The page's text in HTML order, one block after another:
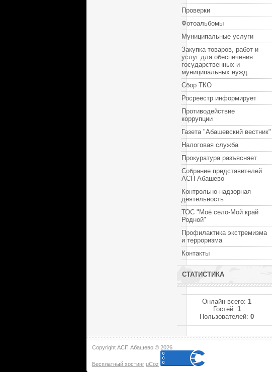
Проверки
Фотоальбомы
Муниципальные услуги
Закупка товаров, работ и
услуг для обеспечения
государственных и
муниципальных нужд
Сбор ТКО
Росреестр информирует
Противодействие
коррупции
Газета "Абашевский вестник"
Налоговая служба
Прокуратура разъясняет
Собрание представителей
АСП Абашево
Контрольно-надзорная
деятельность
ТОС "Моё село-Мой край
Родной"
Профилактика экстремизма
и терроризма
Контакты
СТАТИСТИКА
Онлайн всего: 1
Гостей: 1
Пользователей: 0
Copyright АСП Абашево © 2026
Бесплатный хостинг uCoz